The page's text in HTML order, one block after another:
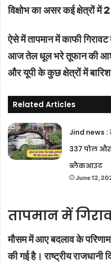
विक्षोभ का असर कई क्षेत्रों
ऐसे में तापमान में काफी
आज तेल धूल भरे तूफान की
और यूपी के कुछ क्षेत्रों में
Related Articles
Jind news :
337 पोल और
ब्लैकआउट
June 12,
तापमान में
मौसम में आए बदलाव के परिणाम
की गई है। राष्ट्रीय राजधानी